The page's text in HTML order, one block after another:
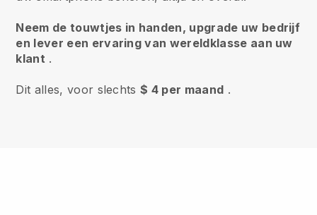
Neem de touwtjes in handen, upgrade uw bedrijf
en lever een ervaring van wereldklasse aan uw
klant .
Dit alles, voor slechts$ 4 per maand .